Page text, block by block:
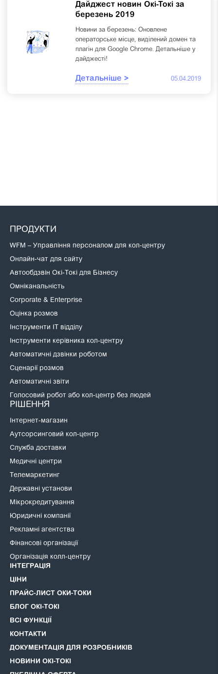
Дайджест новин Окі-Токі за
березень 2019
Новини за березень: Оновлене
операторське місце, виділений домен та
плагін для Google Chrome. Детальніше у
дайджесті!
Детальніше > 05.04.2019
ПРОДУКТИ
WFM – Управління персоналом для кол-центру
Онлайн-чат для сайту
Автообдзвін Окі-Токі для Бізнесу
Омніканальність
Corporate & Enterprise
Оцінка розмов
Інструменти IT відділу
Інструменти керівника кол-центру
Автоматичні дзвінки роботом
Сценарії розмов
Автоматичні звіти
Голосовий робот або кол-центр без людей
РІШЕННЯ
Інтернет-магазин
Аутсорсинговий кол-центр
Служба доставки
Медичні центри
Телемаркетинг
Державні установи
Мікрокредитування
Юридичні компанії
Рекламні агентства
Фінансові організації
Організація колл-центру
ІНТЕГРАЦІЯ
ЦІНИ
ПРАЙС-ЛИСТ ОКИ-ТОКИ
БЛОГ ОКІ-ТОКІ
ВСІ ФУНКЦІЇ
КОНТАКТИ
ДОКУМЕНТАЦІЯ ДЛЯ РОЗРОБНИКІВ
НОВИНИ ОКІ-ТОКІ